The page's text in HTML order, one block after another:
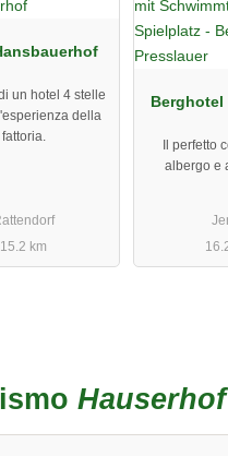
di un hotel 4 stelle
della
fattoria.
15.2 km
Berghotel
Il perfetto
albergo e